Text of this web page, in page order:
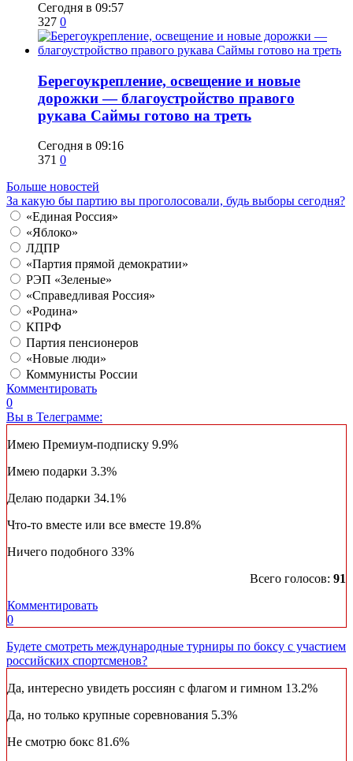
Сегодня в 09:57
327 0
Берегоукрепление, освещение и новые
дорожки — благоустройство правого
рукава Саймы готово на треть
Сегодня в 09:16
371 0
Больше новостей
За какую бы партию вы проголосовали, будь выборы сегодня?
«Единая Россия»
«Яблоко»
ЛДПР
«Партия прямой демократии»
РЭП «Зеленые»
«Справедливая Россия»
«Родина»
КПРФ
Партия пенсионеров
«Новые люди»
Коммунисты России
Комментировать
0
Вы в Телеграмме:
Имею Премиум-подписку 9.9%
Имею подарки 3.3%
Делаю подарки 34.1%
Что-то вместе или все вместе 19.8%
Ничего подобного 33%
Всего голосов: 91
Комментировать
0
Будете смотреть международные турниры по боксу с участием
российских спортсменов?
Да, интересно увидеть россиян с флагом и гимном 13.2%
Да, но только крупные соревнования 5.3%
Не смотрю бокс 81.6%